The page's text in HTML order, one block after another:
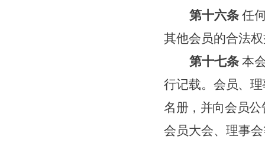
第十六条 任
其他会员的合法
第十七条 本
行记载。 会员、
名册，并向会员
会员大会、理事